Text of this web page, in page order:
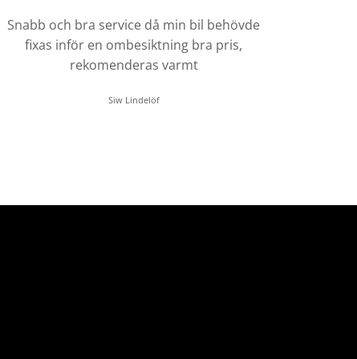
Snabb och bra service då min bil behövde
fixas inför en ombesiktning bra pris,
rekomenderas varmt
Siw Lindelöf